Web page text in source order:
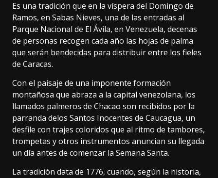
Es una tradición que en la víspera del Domingo de
Ramos, en Sabas Nieves, una de las entradas al
Parque Nacional de El Ávila, en Venezuela, decenas
de personas recogen cada año las hojas de palma
que serán bendecidas para distribuir entre los fieles
de Caracas.
Con el paisaje de una imponente formación
montañosa que abraza a la capital venezolana, los
llamados palmeros de Chacao son recibidos por la
parranda delos Santos Inocentes de Caucagua, un
desfile con trajes coloridos que al ritmo de tambores,
trompetas y otros instrumentos anuncian su llegada
un día antes de comenzar la Semana Santa.
La tradición data de 1776, cuando, según la historia,